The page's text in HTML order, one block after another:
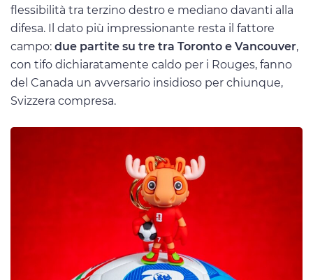
flessibilità tra terzino destro e mediano davanti alla
difesa. Il dato più impressionante resta il fattore
campo: due partite su tre tra Toronto e Vancouver,
con tifo dichiaratamente caldo per i Rouges, fanno
del Canada un avversario insidioso per chiunque,
Svizzera compresa.